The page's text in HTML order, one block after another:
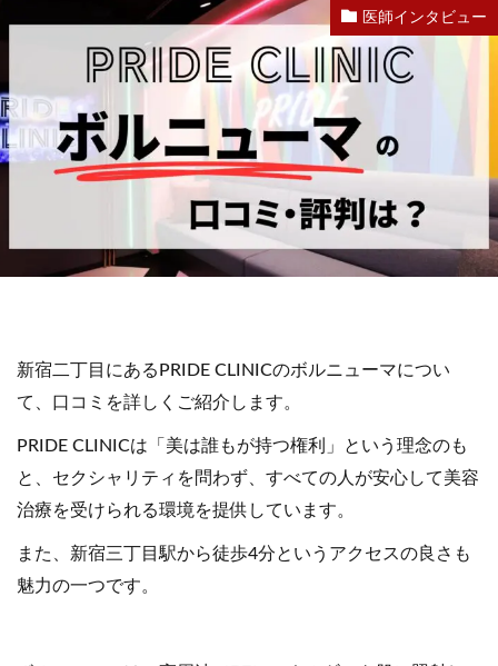
医師インタビュー
新宿二丁目にあるPRIDE CLINICのボルニューマについ
て、口コミを詳しくご紹介します。
PRIDE CLINICは「美は誰もが持つ権利」という理念のも
と、セクシャリティを問わず、すべての人が安心して美容
治療を受けられる環境を提供しています。
また、新宿三丁目駅から徒歩4分というアクセスの良さも
魅力の一つです。